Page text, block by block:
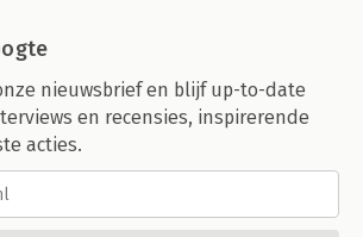
nieuwsbrief en blijf up-to-date
en recensies, inspirerende
acties.